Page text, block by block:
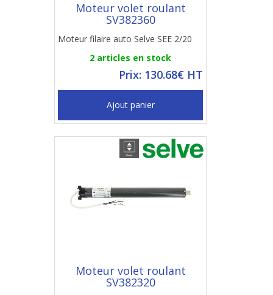
Moteur volet roulant
SV382360
Moteur filaire auto Selve SEE 2/20
2 articles en stock
Prix: 130.68€ HT
Ajout panier
Moteur volet roulant
SV382320